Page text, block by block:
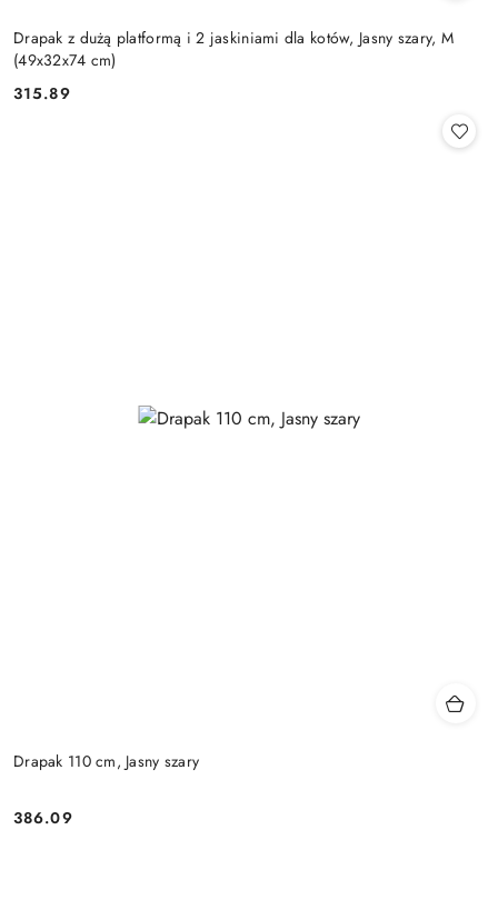
Drapak z dużą platformą i 2 jaskiniami dla kotów, Jasny szary, M
(49x32x74 cm)
Cena:
315.89
Drapak 110 cm, Jasny szary
Cena:
386.09